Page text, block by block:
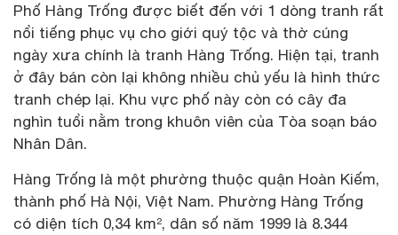
Phố Hàng Trống được biết đến với 1 dòng tranh rất
nổi tiếng phục vụ cho giới quý tộc và thờ cúng
ngày xưa chính là tranh Hàng Trống. Hiện tại, tranh
ở đây bán còn lại không nhiều chủ yếu là hình thức
tranh chép lại. Khu vực phố này còn có cây đa
nghìn tuổi nằm trong khuôn viên của Tòa soạn báo
Nhân Dân.
Hàng Trống là một phường thuộc quận Hoàn Kiếm,
thành phố Hà Nội, Việt Nam. Phường Hàng Trống
có diện tích 0,34 km², dân số năm 1999 là 8.344